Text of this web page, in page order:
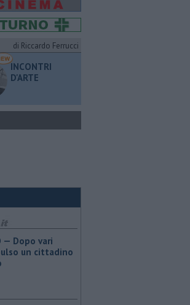
di Riccardo Ferrucci
INCONTRI
D'ARTE
— Dopo vari
un cittadino